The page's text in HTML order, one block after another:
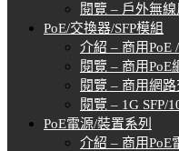
閱覽 – 戶外無
PoE/交換器/SFP模組
介紹 – 商用PoE
閱覽 – 商用PoE
閱覽 – 商用網
閱覽 – 1G SFP/
PoE電源/裝置系列
介紹 – 商用PoE